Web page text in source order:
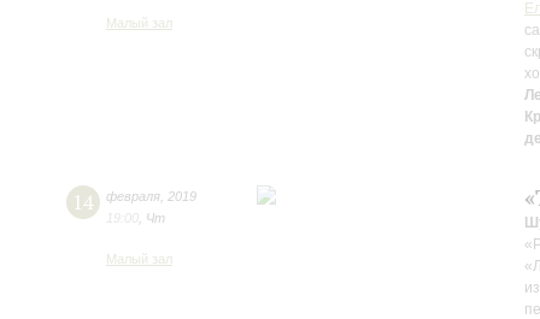
Малый зал
14 февраля 2019
19:00 Чт
Малый зал